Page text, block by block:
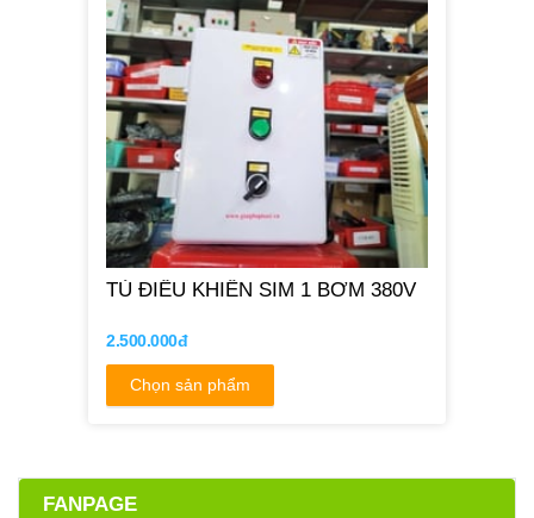
TỦ ĐIỀU KHIỂN SIM 1 BƠM 380V
2.500.000đ
Chọn sản phẩm
FANPAGE